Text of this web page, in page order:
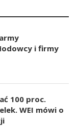
i firmy
100 proc.
WEI mówi o